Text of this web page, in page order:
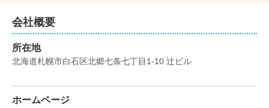
北海道札幌市南区南三十五条西十丁目
階数:
建物面積:101㎡ 土地面積:132
2,400
会社概要
所在地
北海道札幌市白石区北郷七条七丁目1-10 辻ビル
ホームページ